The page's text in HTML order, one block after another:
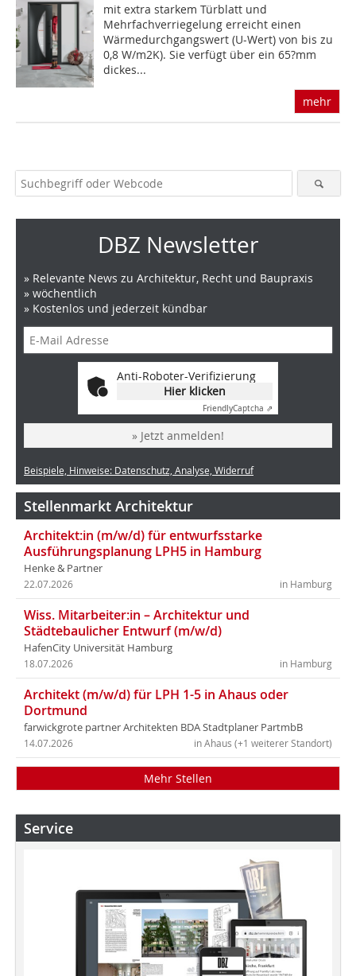
mit extra starkem Türblatt und
Mehrfachverriegelung erreicht einen
Wärmedurchgangswert (U-Wert) von bis zu
0,8 W/m2K). Sie verfügt über ein 65?mm
dickes...
mehr
DBZ Newsletter
» Relevante News zu Architektur, Recht und Baupraxis
» wöchentlich
» Kostenlos und jederzeit kündbar
Anti-Roboter-Verifizierung
Hier klicken
FriendlyCaptcha ⇗
» Jetzt anmelden!
Beispiele, Hinweise: Datenschutz, Analyse, Widerruf
Stellenmarkt Architektur
Architekt:in (m/w/d) für entwurfsstarke
Ausführungsplanung LPH5 in Hamburg
Henke & Partner
in Hamburg
22.07.2026
Wiss. Mitarbeiter:in – Architektur und
Städtebaulicher Entwurf (m/w/d)
HafenCity Universität Hamburg
in Hamburg
18.07.2026
Architekt (m/w/d) für LPH 1-5 in Ahaus oder
Dortmund
farwickgrote partner Architekten BDA Stadtplaner PartmbB
in Ahaus (+1 weiterer Standort)
14.07.2026
Mehr Stellen
Service